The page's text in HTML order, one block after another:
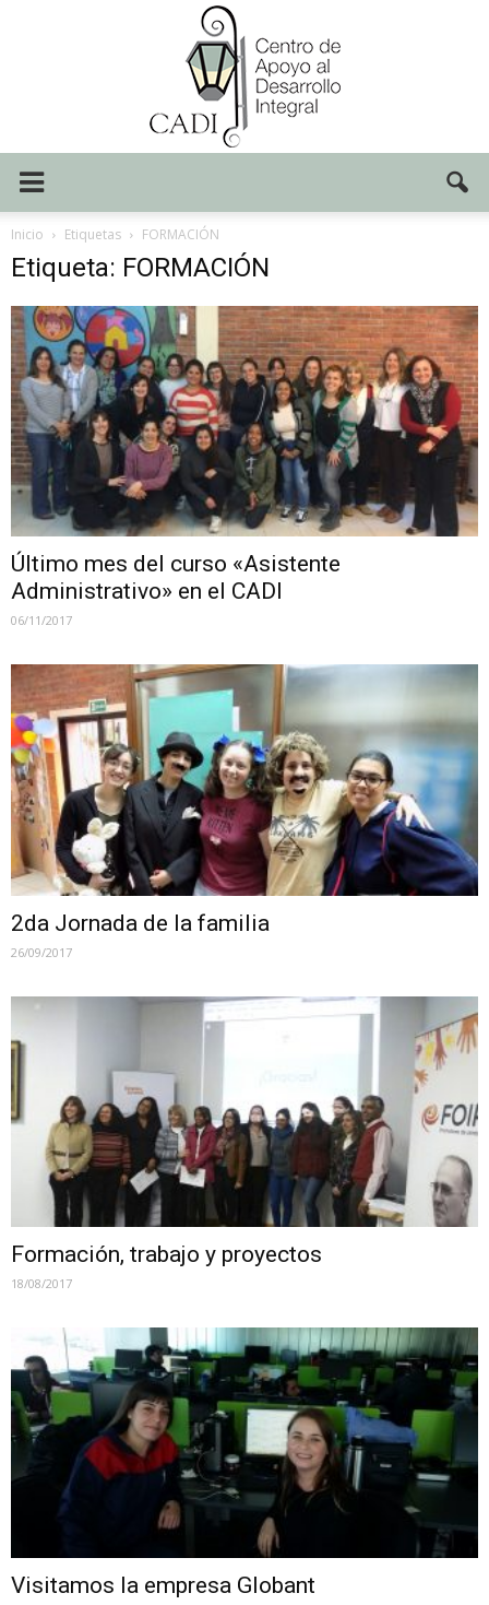
Inicio Etiquetas FORMACIÓN
Etiqueta: FORMACIÓN
Último mes del curso «Asistente
Administrativo» en el CADI
06/11/2017
2da Jornada de la familia
26/09/2017
Formación, trabajo y proyectos
18/08/2017
Visitamos la empresa Globant